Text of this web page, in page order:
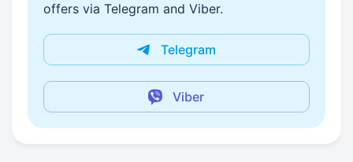
offers via Telegram and Viber.
Telegram
Viber